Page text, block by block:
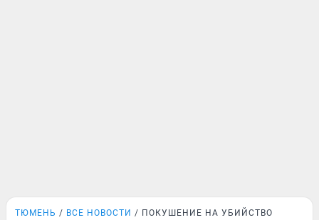
ТЮМЕНЬ ВСЕ НОВОСТИ ПОКУШЕНИЕ НА УБИЙСТВО